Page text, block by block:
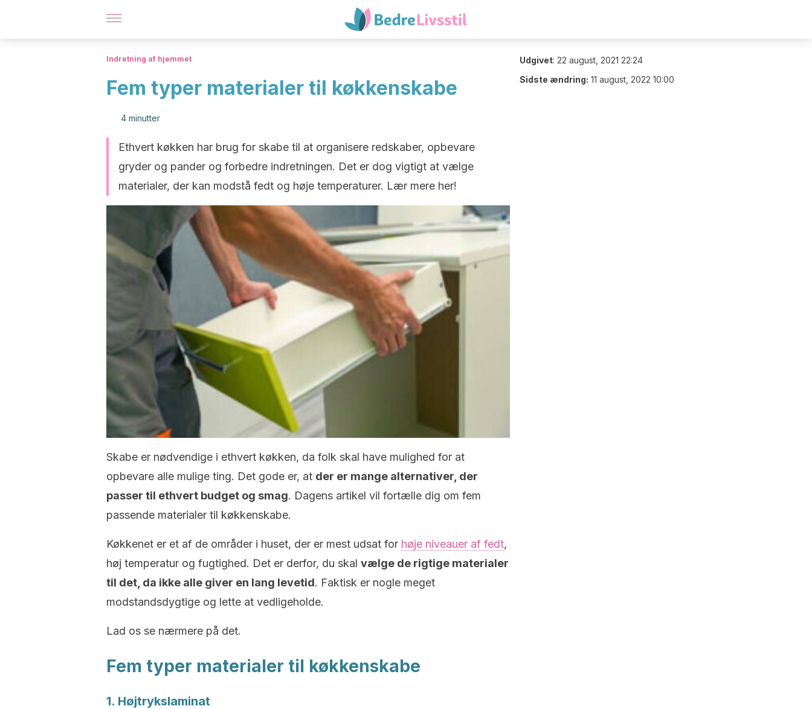
Indretning af hjemmet
Fem typer materialer til køkkenskabe
4 minutter
Ethvert køkken har brug for skabe til at organisere redskaber, opbevare
gryder og pander og forbedre indretningen. Det er dog vigtigt at vælge
materialer, der kan modstå fedt og høje temperaturer. Lær mere her!
Skabe er nødvendige i ethvert køkken, da folk skal have mulighed for at
opbevare alle mulige ting. Det gode er, at der er mange alternativer, der
passer til ethvert budget og smag. Dagens artikel vil fortælle dig om fem
passende materialer til køkkenskabe.
Køkkenet er et af de områder i huset, der er mest udsat for høje niveauer af fedt,
høj temperatur og fugtighed. Det er derfor, du skal vælge de rigtige materialer
til det, da ikke alle giver en lang levetid. Faktisk er nogle meget
modstandsdygtige og lette at vedligeholde.
Lad os se nærmere på det.
Fem typer materialer til køkkenskabe
1. Højtrykslaminat
Udgivet: 22 august, 2021 22:24
Sidste ændring: 11 august, 2022 10:00